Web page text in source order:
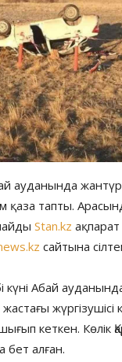
ауданында
қаза тапты.
Stan.kz ақпарат
сайтына
күні Абай
жүргізушісі
кеткен. Көлік
бет алған.